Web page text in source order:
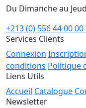
Du Dimanche au
+213 (0) 556 44 00 00
Services Clients
Connexion
conditions Politique
Liens Utils
Accueil Catalogue
Newsletter